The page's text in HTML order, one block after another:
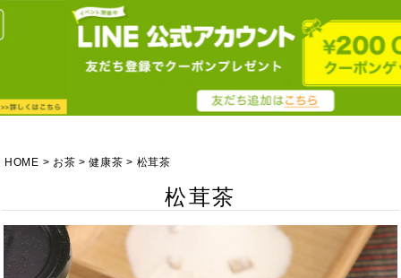
HOME お茶 健康茶 松茸茶
松茸茶